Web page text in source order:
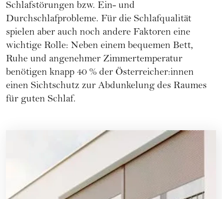
Schlafstörungen bzw. Ein- und
Durchschlafprobleme. Für die Schlafqualität
spielen aber auch noch andere Faktoren eine
wichtige Rolle: Neben einem bequemen Bett,
Ruhe und angenehmer Zimmertemperatur
benötigen knapp 40 % der Österreicher:innen
einen Sichtschutz zur Abdunkelung des Raumes
für guten Schlaf.